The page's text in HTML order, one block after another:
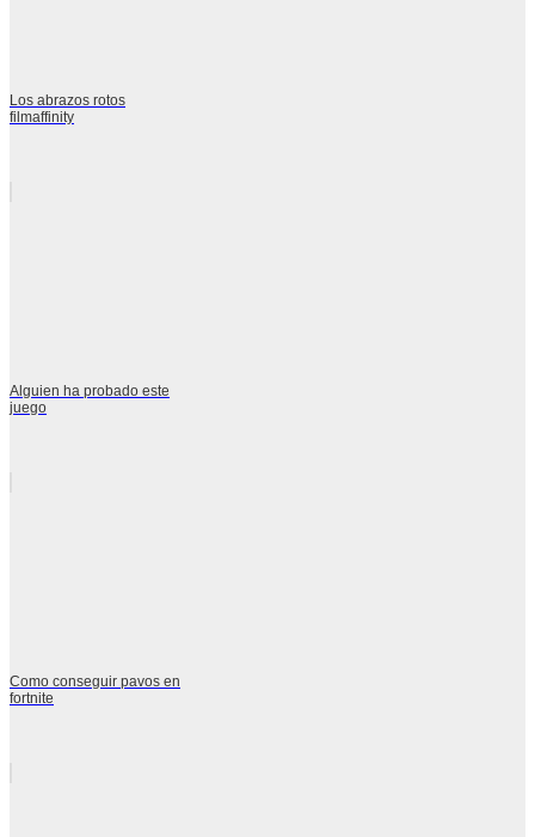
Los abrazos rotos
filmaffinity
Alguien ha probado este
juego
Como conseguir pavos en
fortnite